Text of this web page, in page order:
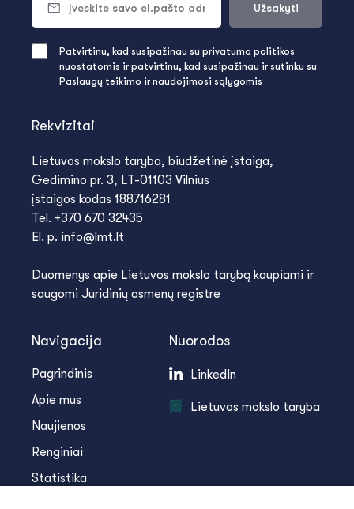
Rekvizitai
Lietuvos mokslo taryba, biudžetinė įstaiga,
Gedimino pr. 3, LT-01103 Vilnius
įstaigos kodas 188716281
Tel. +370 670 32435
El. p. info@lmt.lt
Duomenys apie Lietuvos mokslo tarybą kaupiami ir
saugomi Juridinių asmenų registre
Navigacija
Pagrindinis
Apie mus
Naujienos
Renginiai
Statistika
Nuorodos
LinkedIn
Lietuvos mokslo taryba
Užsakyti
Patvirtinu, kad susipažinau su privatumo politikos
nuostatomis ir patvirtinu, kad susipažinau ir sutinku su
Paslaugų teikimo ir naudojimosi sąlygomis